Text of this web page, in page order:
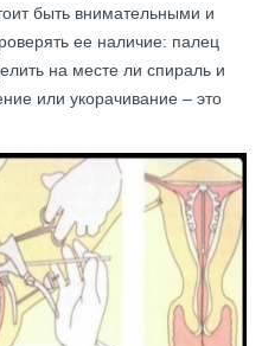
быть внимательными и
ее наличие: палец
на месте ли спираль и
или укорачивание – это